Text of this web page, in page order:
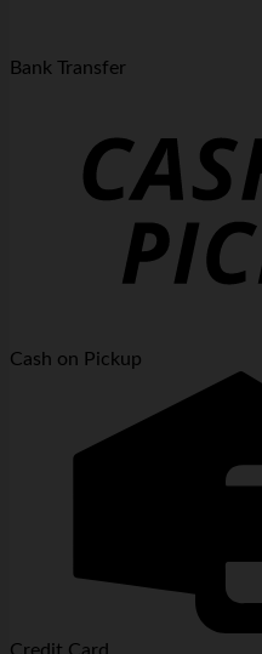
Bank Transfer
Cash on Pickup